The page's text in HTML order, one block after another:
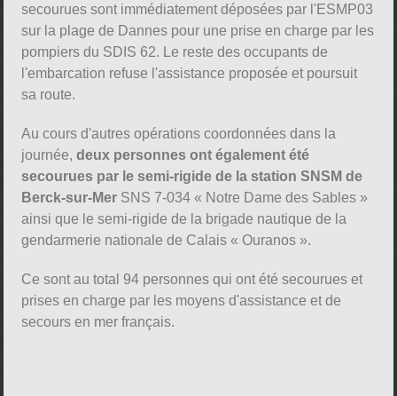
secourues sont immédiatement déposées par l'ESMP03
sur la plage de Dannes pour une prise en charge par les
pompiers du SDIS 62. Le reste des occupants de
l'embarcation refuse l'assistance proposée et poursuit
sa route.
Au cours d'autres opérations coordonnées dans la
journée,deux personnes ont également été
secourues par le semi-rigide de la station SNSM de
Berck-sur-Mer SNS 7-034 « Notre Dame des Sables »
ainsi que le semi-rigide de la brigade nautique de la
gendarmerie nationale de Calais « Ouranos ».
Ce sont au total 94 personnes qui ont été secourues et
prises en charge par les moyens d'assistance et de
secours en mer français.